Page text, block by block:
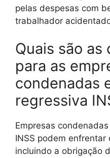
pelas despesas com
trabalhador
Quais são as
para as
condenadas
regressiva
Empresas
INSS podem enfrentar
incluindo a obrigação